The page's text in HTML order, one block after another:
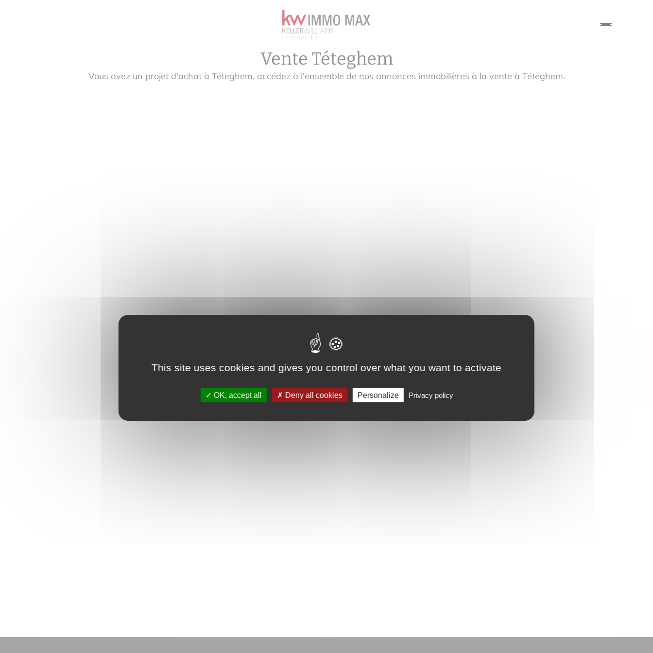
Vente Téteghem
Vous avez un projet d'achat à Téteghem, accédez à l'ensemble de nos annonces immobilières à la vente à Téteghem.
This site uses cookies and gives you control over what you want to activate
OK, accept all Deny all cookies Personalize Privacy policy